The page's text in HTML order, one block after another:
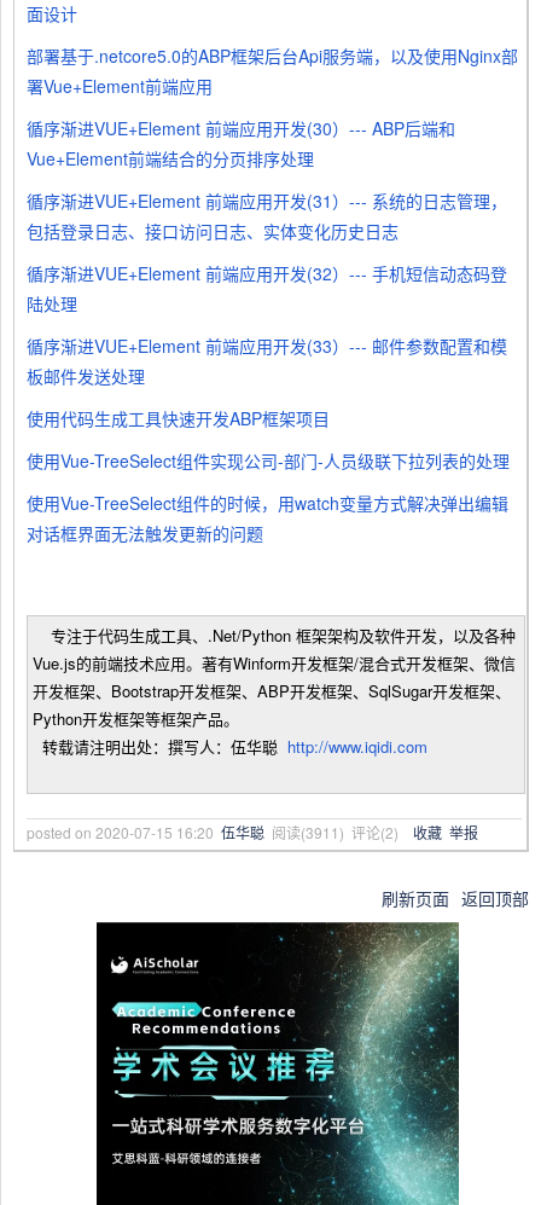
面设计
部署基于.netcore5.0的ABP框架后台Api服务端，以及使用Nginx部
署Vue+Element前端应用
循序渐进VUE+Element 前端应用开发(30）--- ABP后端和
Vue+Element前端结合的分页排序处理
循序渐进VUE+Element 前端应用开发(31）--- 系统的日志管理，
包括登录日志、接口访问日志、实体变化历史日志
循序渐进VUE+Element 前端应用开发(32）--- 手机短信动态码登
陆处理
循序渐进VUE+Element 前端应用开发(33）--- 邮件参数配置和模
板邮件发送处理
使用代码生成工具快速开发ABP框架项目
使用Vue-TreeSelect组件实现公司-部门-人员级联下拉列表的处理
使用Vue-TreeSelect组件的时候，用watch变量方式解决弹出编辑
对话框界面无法触发更新的问题
专注于代码生成工具、.Net/Python 框架架构及软件开发，以及各种
Vue.js的前端技术应用。著有Winform开发框架/混合式开发框架、微信
开发框架、Bootstrap开发框架、ABP开发框架、SqlSugar开发框架、
Python开发框架等框架产品。
转载请注明出处：撰写人：伍华聪 http://www.iqidi.com
posted on 2020-07-15 16:20 伍华聪 阅读(3911) 评论(2) 收藏 举报
刷新页面 返回顶部